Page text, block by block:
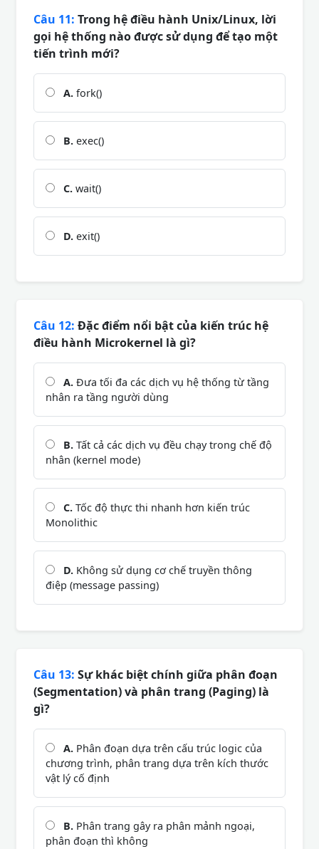
Câu 11: Trong hệ điều hành Unix/Linux, lời
gọi hệ thống nào được sử dụng để tạo một
tiến trình mới?
A. fork()
B. exec()
C. wait()
D. exit()
Câu 12: Đặc điểm nổi bật của kiến trúc hệ
điều hành Microkernel là gì?
A. Đưa tối đa các dịch vụ hệ thống từ tầng
nhân ra tầng người dùng
B. Tất cả các dịch vụ đều chạy trong chế độ
nhân (kernel mode)
C. Tốc độ thực thi nhanh hơn kiến trúc
Monolithic
D. Không sử dụng cơ chế truyền thông
điệp (message passing)
Câu 13: Sự khác biệt chính giữa phân đoạn
(Segmentation) và phân trang (Paging) là
gì?
A. Phân đoạn dựa trên cấu trúc logic của
chương trình, phân trang dựa trên kích thước
vật lý cố định
B. Phân trang gây ra phân mảnh ngoại,
phân đoạn thì không